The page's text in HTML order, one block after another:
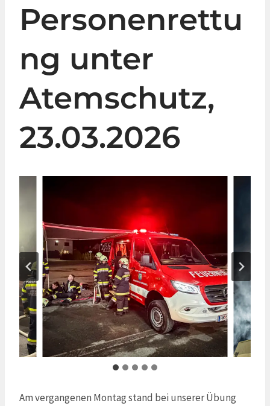
Personenrettu
ng unter
Atemschutz,
23.03.2026
Am vergangenen Montag stand bei unserer Übung